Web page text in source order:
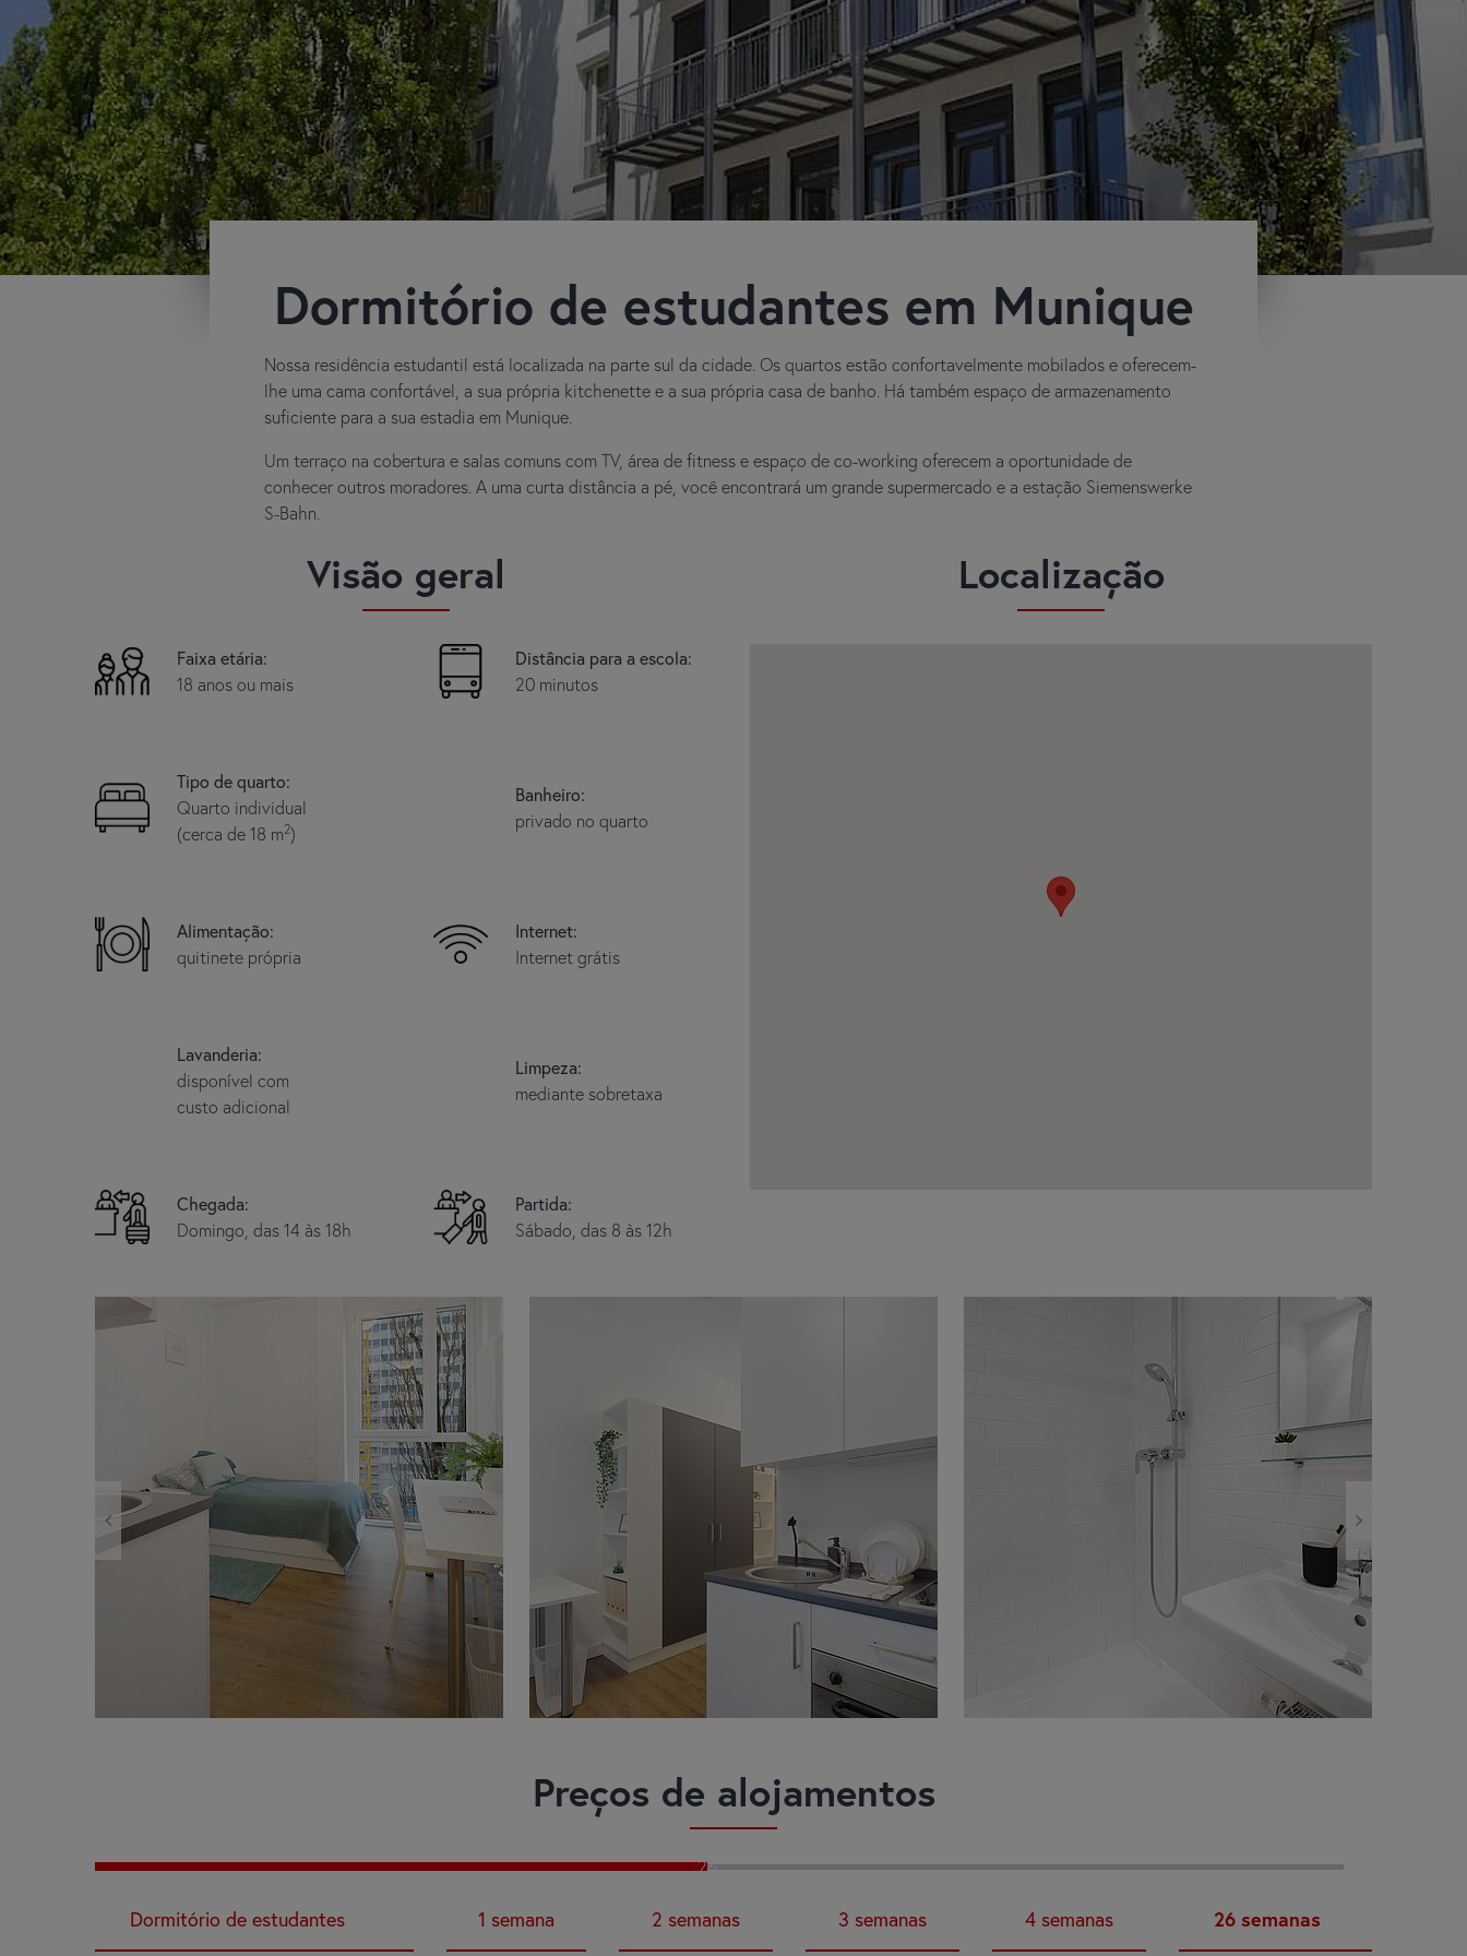
Dormitório de estudantes em Munique
Nossa residência estudantil está localizada na parte sul da cidade. Os quartos estão confortavelmente mobilados e oferecem-
lhe uma cama confortável, a sua própria kitchenette e a sua própria casa de banho. Há também espaço de armazenamento
suficiente para a sua estadia em Munique.
Um terraço na cobertura e salas comuns com TV, área de fitness e espaço de co-working oferecem a oportunidade de
conhecer outros moradores. A uma curta distância a pé, você encontrará um grande supermercado e a estação Siemenswerke
S-Bahn.
Visão geral
Faixa etária:
18 anos ou mais
Distância para a escola:
20 minutos
Tipo de quarto:
Quarto individual
(cerca de 18 m2)
Banheiro:
privado no quarto
Alimentação:
quitinete própria
Internet:
Internet grátis
Lavanderia:
disponível com
custo adicional
Limpeza:
mediante sobretaxa
Chegada:
Domingo, das 14 às 18h
Partida:
Sábado, das 8 às 12h
Localização
Preços de alojamentos
26
Dormitório de estudantes 1 semana 2 semanas 3 semanas 4 semanas 26 semanas